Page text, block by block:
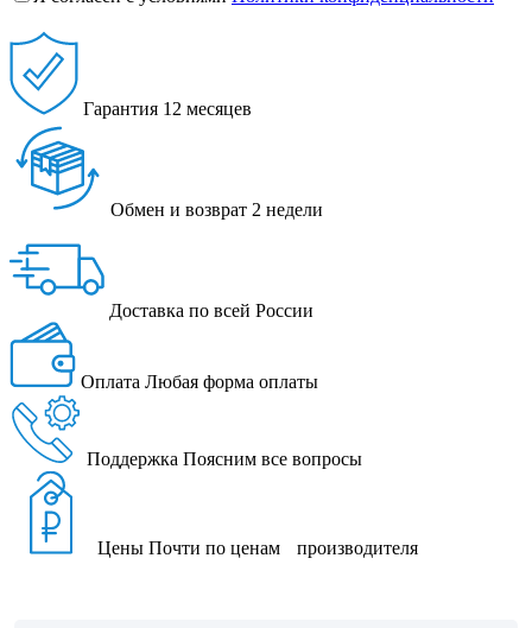
Гарантия 12 месяцев
Обмен и возврат 2 недели
Доставка по всей России
Оплата Любая форма оплаты
Поддержка Поясним все вопросы
Цены Почти по ценам производителя